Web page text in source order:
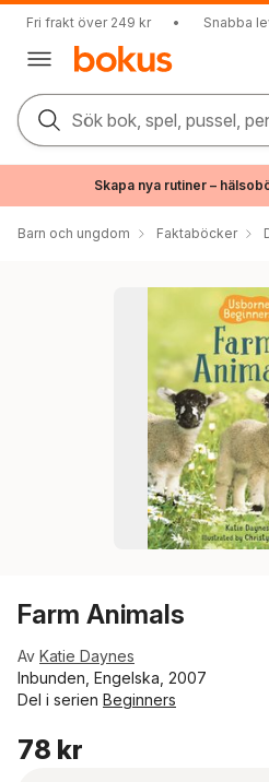
Fri frakt över 249 kr • Snabba
Sök bok, spel, pussel,
Skapa nya rutiner –
Barn och ungdom Faktaböcker
Farm Animals
Av Katie Daynes
Inbunden, Engelska, 2007
Del i serien Beginners
78 kr